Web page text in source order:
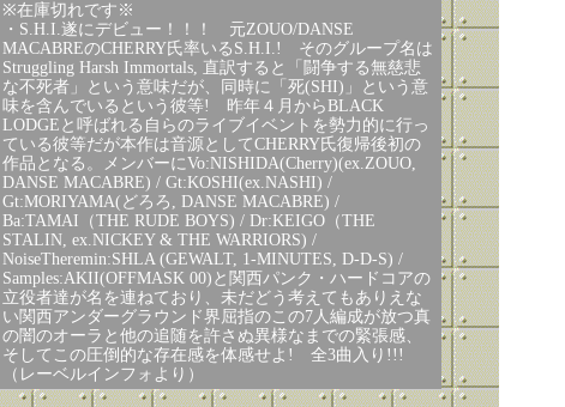
※在庫切れです※
・S.H.I.遂にデビュー！！！ 元ZOUO/DANSE
MACABREのCHERRY氏率いるS.H.I.! そのグループ名は
Struggling Harsh Immortals, 直訳すると「闘争する無慈悲
な不死者」という意味だが、同時に「死(SHI)」という意
味を含んでいるという彼等! 昨年４月からBLACK
LODGEと呼ばれる自らのライブイベントを勢力的に行っ
ている彼等だが本作は音源としてCHERRY氏復帰後初の
作品となる。メンバーにVo:NISHIDA(Cherry)(ex.ZOUO,
DANSE MACABRE) / Gt:KOSHI(ex.NASHI) /
Gt:MORIYAMA(どろろ, DANSE MACABRE) /
Ba:TAMAI（THE RUDE BOYS) / Dr:KEIGO（THE
STALIN, ex.NICKEY & THE WARRIORS) /
NoiseTheremin:SHLA (GEWALT, 1-MINUTES, D-D-S) /
Samples:AKII(OFFMASK 00)と関西パンク・ハードコアの
立役者達が名を連ねており、未だどう考えてもありえな
い関西アンダーグラウンド界屈指のこの7人編成が放つ真
の闇のオーラと他の追随を許さぬ異様なまでの緊張感、
そしてこの圧倒的な存在感を体感せよ! 全3曲入り!!!
（レーベルインフォより）